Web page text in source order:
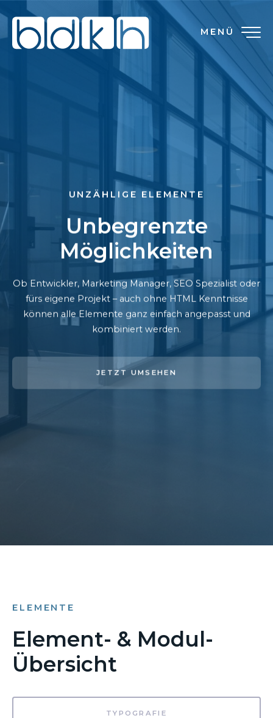
MENÜ
UNZÄHLIGE ELEMENTE
Unbegrenzte
Möglichkeiten
Ob Entwickler, Marketing Manager, SEO Spezialist oder
fürs eigene Projekt – auch ohne HTML Kenntnisse
können alle Elemente ganz einfach angepasst und
kombiniert werden.
JETZT UMSEHEN
ELEMENTE
Element- & Modul-
Übersicht
TYPOGRAFIE